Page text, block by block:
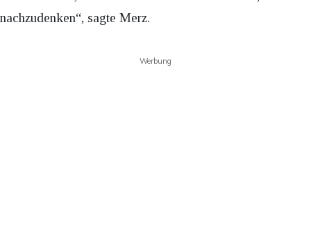
nachzudenken“, sagte Merz.
Werbung